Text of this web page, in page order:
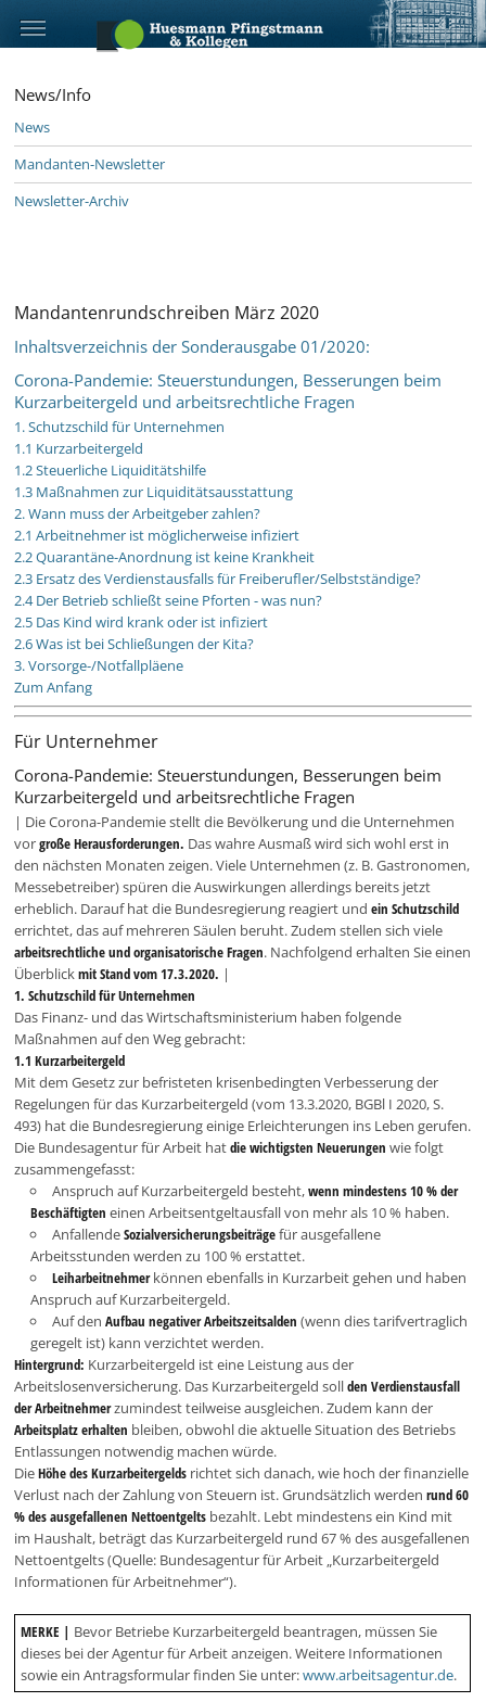
News/Info
News
Mandanten-Newsletter
Newsletter-Archiv
Mandantenrundschreiben März 2020
Inhaltsverzeichnis der Sonderausgabe 01/2020:
Corona-Pandemie: Steuerstundungen, Besserungen beim
Kurzarbeitergeld und arbeitsrechtliche Fragen
1. Schutzschild für Unternehmen
1.1 Kurzarbeitergeld
1.2 Steuerliche Liquiditätshilfe
1.3 Maßnahmen zur Liquiditätsausstattung
2. Wann muss der Arbeitgeber zahlen?
2.1 Arbeitnehmer ist möglicherweise infiziert
2.2 Quarantäne-Anordnung ist keine Krankheit
2.3 Ersatz des Verdienstausfalls für Freiberufler/Selbstständige?
2.4 Der Betrieb schließt seine Pforten - was nun?
2.5 Das Kind wird krank oder ist infiziert
2.6 Was ist bei Schließungen der Kita?
3. Vorsorge-/Notfallpläene
Zum Anfang
Für Unternehmer
Corona-Pandemie: Steuerstundungen, Besserungen beim
Kurzarbeitergeld und arbeitsrechtliche Fragen
| Die Corona-Pandemie stellt die Bevölkerung und die Unternehmen
vorgroße Herausforderungen. Das wahre Ausmaß wird sich wohl erst in
den nächsten Monaten zeigen. Viele Unternehmen (z. B. Gastronomen,
Messebetreiber) spüren die Auswirkungen allerdings bereits jetzt
erheblich. Darauf hat die Bundesregierung reagiert undein Schutzschild
errichtet, das auf mehreren Säulen beruht. Zudem stellen sich viele
arbeitsrechtliche und organisatorische Fragen. Nachfolgend erhalten Sie einen
Überblickmit Stand vom 17.3.2020. |
1. Schutzschild für Unternehmen
Das Finanz- und das Wirtschaftsministerium haben folgende
Maßnahmen auf den Weg gebracht:
1.1 Kurzarbeitergeld
Mit dem Gesetz zur befristeten krisenbedingten Verbesserung der
Regelungen für das Kurzarbeitergeld (vom 13.3.2020, BGBl I 2020, S.
493) hat die Bundesregierung einige Erleichterungen ins Leben gerufen.
Die Bundesagentur für Arbeit hatdie wichtigsten Neuerungenwie folgt
zusammengefasst:
Anspruch auf Kurzarbeitergeld besteht,wenn mindestens 10 % der
Beschäftigten einen Arbeitsentgeltausfall von mehr als 10 % haben.
AnfallendeSozialversicherungsbeiträgefür ausgefallene
Arbeitsstunden werden zu 100 % erstattet.
Leiharbeitnehmerkönnen ebenfalls in Kurzarbeit gehen und haben
Anspruch auf Kurzarbeitergeld.
Auf den Aufbau negativer Arbeitszeitsalden (wenn dies tarifvertraglich
geregelt ist) kann verzichtet werden.
Hintergrund: Kurzarbeitergeld ist eine Leistung aus der
Arbeitslosenversicherung. Das Kurzarbeitergeld sollden Verdienstausfall
der Arbeitnehmerzumindest teilweise ausgleichen. Zudem kann der
Arbeitsplatz erhalten bleiben, obwohl die aktuelle Situation des Betriebs
Entlassungen notwendig machen würde.
DieHöhe des Kurzarbeitergelds richtet sich danach, wie hoch der finanzielle
Verlust nach der Zahlung von Steuern ist. Grundsätzlich werdenrund 60
% des ausgefallenen Nettoentgelts bezahlt. Lebt mindestens ein Kind mit
im Haushalt, beträgt das Kurzarbeitergeld rund 67 % des ausgefallenen
Nettoentgelts (Quelle: Bundesagentur für Arbeit „Kurzarbeitergeld
Informationen für Arbeitnehmer“).
MERKE | Bevor Betriebe Kurzarbeitergeld beantragen, müssen Sie
dieses bei der Agentur für Arbeit anzeigen. Weitere Informationen
sowie ein Antragsformular finden Sie unter:www.arbeitsagentur.de.